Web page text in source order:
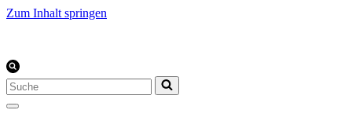
Zum Inhalt springen
Suchen
nach …